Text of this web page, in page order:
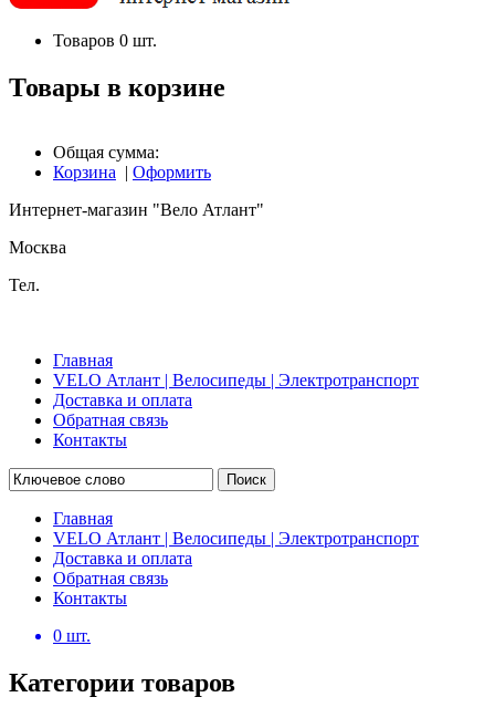
Товаров 0 шт.
Товары в корзине
Общая сумма:
Корзина | Оформить
Интернет-магазин "Вело Атлант"
Москва
Тел.
Главная
VELO Атлант | Велосипеды | Электротранспорт
Доставка и оплата
Обратная связь
Контакты
Поиск
Главная
VELO Атлант | Велосипеды | Электротранспорт
Доставка и оплата
Обратная связь
Контакты
0 шт.
Категории товаров